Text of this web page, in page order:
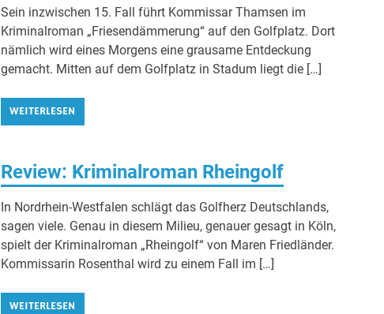
Sein inzwischen 15. Fall führt Kommissar Thamsen im
Kriminalroman „Friesendämmerung“ auf den Golfplatz. Dort
nämlich wird eines Morgens eine grausame Entdeckung
gemacht. Mitten auf dem Golfplatz in Stadum liegt die […]
WEITERLESEN
Review: Kriminalroman Rheingolf
In Nordrhein-Westfalen schlägt das Golfherz Deutschlands,
sagen viele. Genau in diesem Milieu, genauer gesagt in Köln,
spielt der Kriminalroman „Rheingolf“ von Maren Friedländer.
Kommissarin Rosenthal wird zu einem Fall im […]
WEITERLESEN